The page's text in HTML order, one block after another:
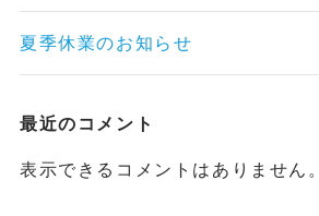
夏季休業のお知らせ
最近のコメント
表示できるコメントはありません。